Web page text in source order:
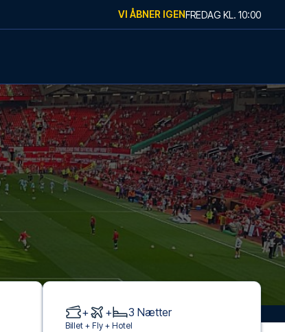
VI ÅBNER IGENFREDAG KL. 10:00
+ + 3 Nætter
Billet + Fly+ Hotel